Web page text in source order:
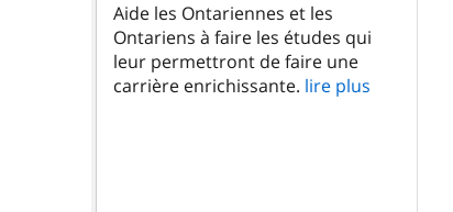
Aide les Ontariennes et les
Ontariens à faire les études qui
leur permettront de faire une
carrière enrichissante. lire plus